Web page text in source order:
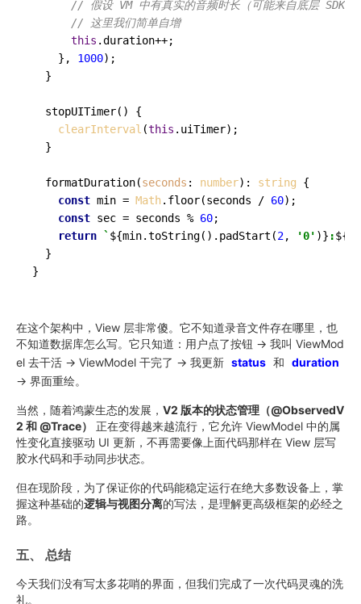
// 假设 VM 中有真实的音频时长（可能来自底层 SDK
// 这里我们简单自增
this .duration++;
    },
1000);
  }
stopUITimer( ) {
clearInterval (this . uiTimer);
  }
formatDuration(seconds : number): string {
const min = Math. floor(seconds / 60);
const sec = seconds % 60;
return
` ${min.toString().padStart(2, '0' )} :
  }
在这个架构中，View 层非常傻。它不知道录音文件存在哪里，也
不知道数据库怎么写。它只知道：用户点了按钮 -> 我叫 ViewMod
el 去干活 -> ViewModel 干完了 -> 我更新 status 和 duration
-> 界面重绘。
当然，随着鸿蒙生态的发展， V2 版本的状态管理（@ObservedV
2 和 @Trace）
正在变得越来越流行，它允许 ViewModel 中的属
性变化直接驱动 UI 更新，不再需要像上面代码那样在 View 层写
胶水代码和手动同步状态。
但在现阶段，为了保证你的代码能稳定运行在绝大多数设备上，掌
握这种基础的逻辑与视图分离的写法，是理解更高级框架的必经之
路。
五、 总结
今天我们没有写太多花哨的界面，但我们完成了一次代码灵魂的洗
礼。